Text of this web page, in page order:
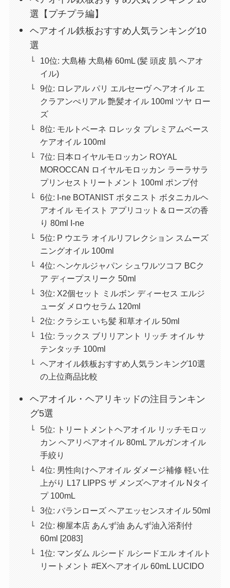
選【プチプラ編】
ヘアオイル鉄板おすすめ人気ランキング10
選
10位: 大島椿 大島椿 60mL (髪 頭皮 肌 ヘアオ
イル)
9位: ロレアル パリ エルセーヴ ヘアオイル エ
クラアンぺリアル 艶髪オイル 100ml ツヤ ロー
ズ
8位: モルトベーネ ロレッタ プレミアムベース
ケアオイル 100ml
7位: 日本ロイヤルモロッカン ROYAL
MOROCCAN ロイヤルモロッカン ラーラサラ
プリンセストリートメント 100ml ポンプ付
6位: I-ne BOTANIST ボタニスト ボタニカルヘ
アオイル モイスト アプリコット＆ローズの香
り 80ml I-ne
5位: P ウエラ オイルリフレクション スムーズ
ニングオイル 100ml
4位: ヘンケルジャパン シュワルツコフ BCク
ア ディープスリーク 50ml
3位: X2個セット ミルボン ディーセス エルジ
ューダ メロウセラム 120ml
2位: クラシエ いち髪 和草オイル 50ml
1位: ラックス ブリリアント リッチ オイル サ
テンタッチ 100ml
ヘアオイル鉄板おすすめ人気ランキング10選
の上位商品比較
ヘアオイル・ヘアリキッドの注目ランキン
グ5選
5位: トリートメントヘアオイル リッチモロッ
カン ヘアリペアオイル 80mL アルガンオイル
手絞り
4位: 男性向けヘアオイル ダメージ補修 軽い仕
上がり L17 LIPPS ザ メンズヘアオイル Nタイ
プ 100mL
3位: バランローズ ヘアエッセンスオイル 50ml
2位: 柳屋本店 あんず油 あんず油入浴剤付
60ml [2083]
1位: マンダム ルシード ルシードエル オイルト
リートメント #EXヘアオイル 60mL LUCIDO